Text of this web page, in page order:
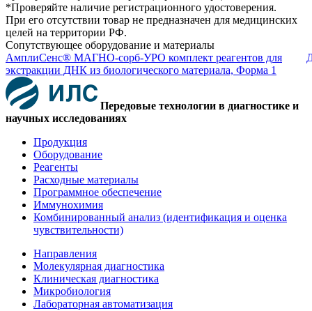
*Проверяйте наличие регистрационного удостоверения.
При его отсутствии товар не предназначен для медицинских
целей на территории РФ.
Сопутствующее оборудование и материалы
АмплиСенс® МАГНО-сорб-УРО комплект реагентов для
экстракции ДНК из биологического материала, Форма 1
Передовые технологии в диагностике и
научных исследованиях
Продукция
Оборудование
Реагенты
Расходные материалы
Программное обеспечение
Иммунохимия
Комбинированный анализ (идентификация и оценка
чувствительности)
Направления
Молекулярная диагностика
Клиническая диагностика
Микробиология
Лабораторная автоматизация